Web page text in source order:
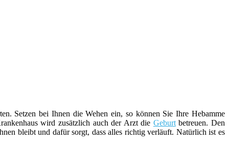
Setzen bei Ihnen die Wehen ein, so können Sie Ihre Hebamme
wird zusätzlich auch der Arzt die Geburtbetreuen. Den
bleibt und dafür sorgt, dass alles richtig verläuft. Natürlich ist es